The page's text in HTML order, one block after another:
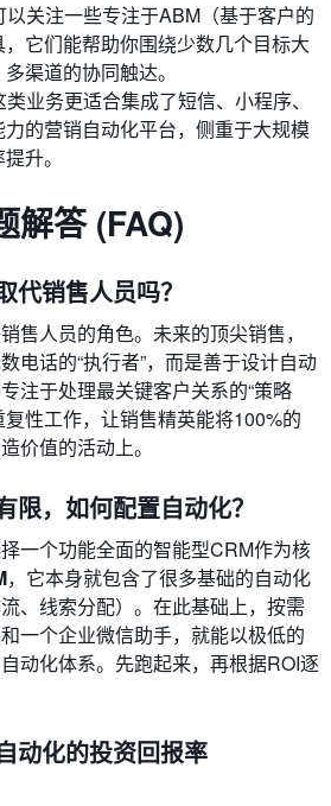
以关注一些专注于ABM（基于客户的
它们能帮助你围绕少数几个目标大
渠道的协同触达。
类业务更适合集成了短信、小程序、
的营销自动化平台，侧重于大规模
升。
解答 (FAQ)
代销售人员吗？
售人员的角色。未来的顶尖销售，
电话的“执行者”，而是善于设计自动
注于处理最关键客户关系的“策略
性工作，让销售精英能将100%的
价值的活动上。
限，如何配置自动化？
一个功能全面的智能型CRM作为核
，它本身就包含了很多基础的自动化
、线索分配）。在此基础上，按需
一个企业微信助手，就能以极低的
动化体系。先跑起来，再根据ROI逐
动化的投资回报率